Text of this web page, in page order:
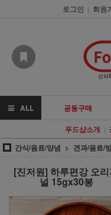
로그인 | 회원
ALL 공동구매
푸드샵소개 |
간식/음료/양념
견과/음료/
[진저원] 하루편강 오리
널 15gx30봉